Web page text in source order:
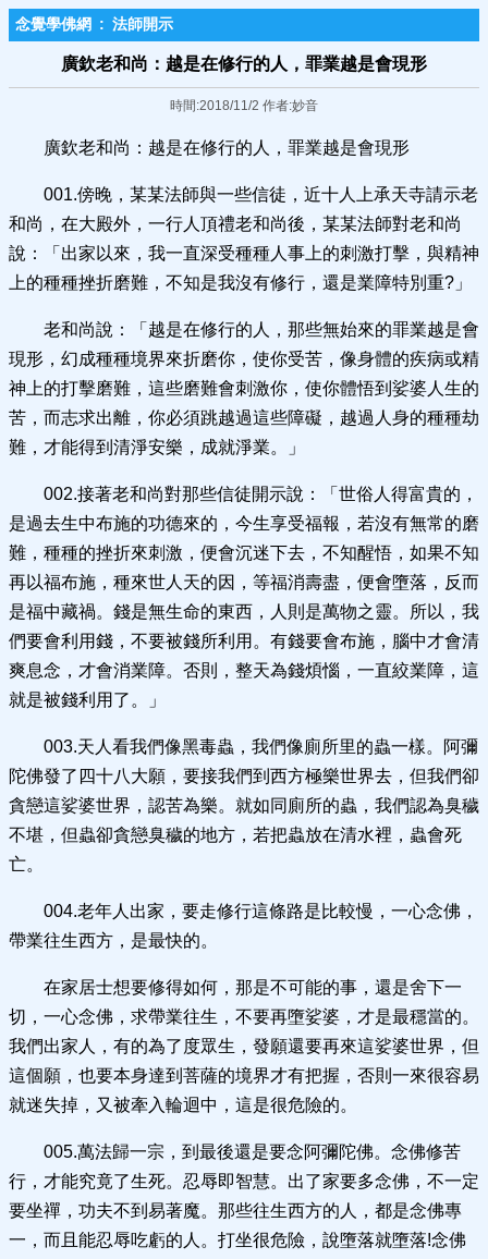
念覺學佛網 : 法師開示
廣欽老和尚：越是在修行的人，罪業越是會現形
時間:2018/11/2 作者:妙音
廣欽老和尚：越是在修行的人，罪業越是會現形
001.傍晚，某某法師與一些信徒，近十人上承天寺請示老
和尚，在大殿外，一行人頂禮老和尚後，某某法師對老和尚
說：「出家以來，我一直深受種種人事上的刺激打擊，與精神
上的種種挫折磨難，不知是我沒有修行，還是業障特別重?」
老和尚說：「越是在修行的人，那些無始來的罪業越是會
現形，幻成種種境界來折磨你，使你受苦，像身體的疾病或精
神上的打擊磨難，這些磨難會刺激你，使你體悟到娑婆人生的
苦，而志求出離，你必須跳越過這些障礙，越過人身的種種劫
難，才能得到清淨安樂，成就淨業。」
002.接著老和尚對那些信徒開示說：「世俗人得富貴的，
是過去生中布施的功德來的，今生享受福報，若沒有無常的磨
難，種種的挫折來刺激，便會沉迷下去，不知醒悟，如果不知
再以福布施，種來世人天的因，等福消壽盡，便會墮落，反而
是福中藏禍。錢是無生命的東西，人則是萬物之靈。所以，我
們要會利用錢，不要被錢所利用。有錢要會布施，腦中才會清
爽息念，才會消業障。否則，整天為錢煩惱，一直絞業障，這
就是被錢利用了。」
003.天人看我們像黑毒蟲，我們像廁所里的蟲一樣。阿彌
陀佛發了四十八大願，要接我們到西方極樂世界去，但我們卻
貪戀這娑婆世界，認苦為樂。就如同廁所的蟲，我們認為臭穢
不堪，但蟲卻貪戀臭穢的地方，若把蟲放在清水裡，蟲會死
亡。
004.老年人出家，要走修行這條路是比較慢，一心念佛，
帶業往生西方，是最快的。
在家居士想要修得如何，那是不可能的事，還是舍下一
切，一心念佛，求帶業往生，不要再墮娑婆，才是最穩當的。
我們出家人，有的為了度眾生，發願還要再來這娑婆世界，但
這個願，也要本身達到菩薩的境界才有把握，否則一來很容易
就迷失掉，又被牽入輪迴中，這是很危險的。
005.萬法歸一宗，到最後還是要念阿彌陀佛。念佛修苦
行，才能究竟了生死。忍辱即智慧。出了家要多念佛，不一定
要坐禪，功夫不到易著魔。那些往生西方的人，都是念佛專
一，而且能忍辱吃虧的人。打坐很危險，說墮落就墮落!念佛